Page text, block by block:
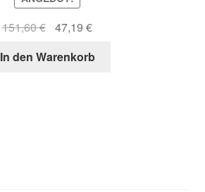
151,60€ Ursprünglicher
war:
47,19€Aktueller
ist:
In den Warenkorb